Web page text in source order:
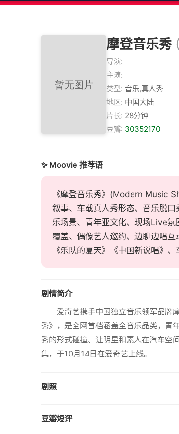
摩登音乐秀
导演:
主演:
类型: 音乐,真人秀
地区: 中国大陆
片长: 28分钟
豆瓣: 30352170
✨ Moovie 推荐语
《摩登音乐秀》(Modern Music
叙事、车载真人秀形态、音乐脱
乐场景、青年亚文化、现场Live
覆盖、偶像艺人邀约、边聊边唱
《乐队的夏天》《中国新说唱》
剧情简介
爱奇艺携手中国独立音乐领军品牌
秀》，是全网首档涵盖全音乐品类，青
秀的形式碰撞、让明星和素人在汽车空
集，于10月14日在爱奇艺上线。
剧照
豆瓣短评